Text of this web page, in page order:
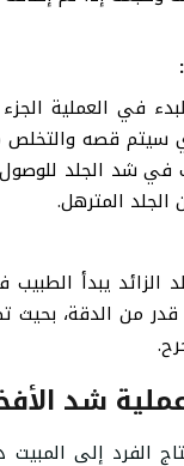
في العملية
سيتم قصه
في شد الجلد
المترهل.
الزائد يبدأ الطبيب
قدر من الدقة، بحيث
شد
الفرد إلى